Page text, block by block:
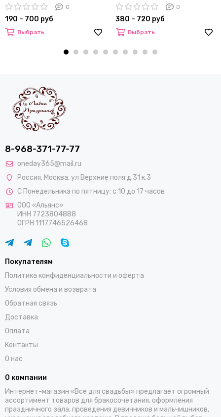
0
190 – 700 руб
Выбрать
0
380 – 720 руб
Выбрать
8-968-371-77-77
oneday365@mail.ru
Россия, Москва,ул Верхние поля д.31 к.3
С Понедельника по пятницу: с 10 до 17 часов
ООО «Альянс»
ИНН 7723804888
ОГРН 1117746526468
Покупателям
Политика конфиденциальности и оферта
Условия обмена и возврата
Обратная связь
Доставка
Оплата
Контакты
О нас
О компании
Интернет-магазин «Все для свадьбы» предлагает огромный
ассортимент товаров для бракосочетания, оформления
праздничного зала, проведения девичников и мальчишников,